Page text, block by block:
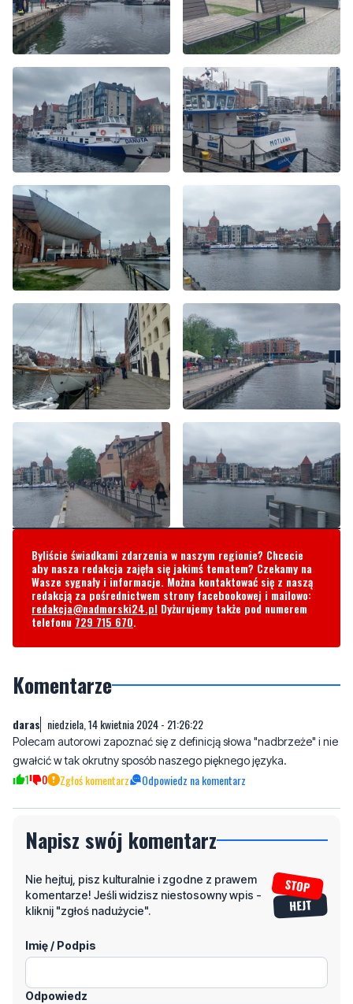
Byliście świadkami zdarzenia w naszym regionie? Chcecie
aby nasza redakcja zajęła się jakimś tematem? Czekamy na
Wasze sygnały i informacje. Można kontaktować się z naszą
redakcją za pośrednictwem strony facebookowej i mailowo:
redakcja@nadmorski24.pl Dyżurujemy także pod numerem
telefonu 729 715 670.
Komentarze
daras niedziela, 14 kwietnia 2024 - 21:26:22
Polecam autorowi zapoznać się z definicją słowa "nadbrzeże" i nie
gwałcić w tak okrutny sposób naszego pięknego języka.
1 0 Zgłoś komentarz Odpowiedz na komentarz
Napisz swój komentarz
Nie hejtuj, pisz kulturalnie i zgodne z prawem
komentarze! Jeśli widzisz niestosowny wpis -
kliknij "zgłoś nadużycie".
Imię / Podpis
Odpowiedz